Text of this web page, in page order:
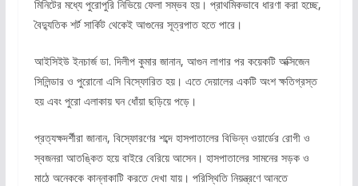
মিনিটের মধ্যে পুরোপুরি নিভিয়ে ফেলা সম্ভব হয়। প্রাথমিকভাবে ধারণা করা হচ্ছে,
বৈদ্যুতিক শর্ট সার্কিট থেকেই আগুনের সূত্রপাত হতে পারে।
আইসিইউ ইনচার্জ ডা. দিলীপ কুমার জানান, আগুন লাগার পর কয়েকটি অক্সিজেন
সিলিন্ডার ও পুরোনো এসি বিস্ফোরিত হয়। এতে দেয়ালের একটি অংশ ক্ষতিগ্রস্ত
হয় এবং পুরো এলাকায় ঘন ধোঁয়া ছড়িয়ে পড়ে।
প্রত্যক্ষদর্শীরা জানান, বিস্ফোরণের শব্দে হাসপাতালের বিভিন্ন ওয়ার্ডের রোগী ও
স্বজনরা আতঙ্কিত হয়ে বাইরে বেরিয়ে আসেন। হাসপাতালের সামনের সড়ক ও
মাঠে অনেককে কান্নাকাটি করতে দেখা যায়। পরিস্থিতি নিয়ন্ত্রণে আনতে